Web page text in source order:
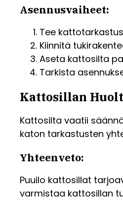
Asennusvaiheet:
Tee
Kiinnitä
Aseta kattosilta
Tarkista
Kattosillan
Kattosilta vaatii
katon tarkastusten
Yhteenveto:
Puuilo kattosillat
varmistaa kattosillan